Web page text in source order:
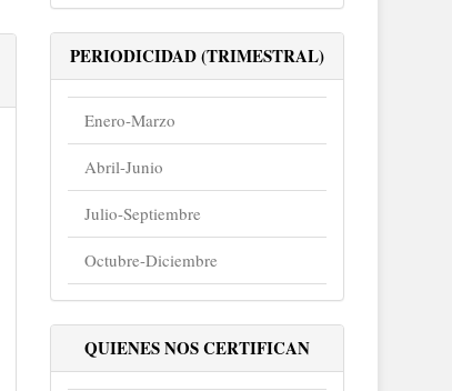
PERIODICIDAD (TRIMESTRAL)
Enero-Marzo
Abril-Junio
Julio-Septiembre
Octubre-Diciembre
QUIENES NOS CERTIFICAN